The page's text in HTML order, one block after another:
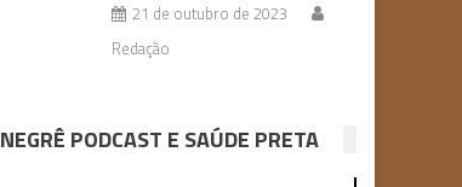
21 de outubro de 2023
Redação
NEGRÊ PODCAST E SAÚDE PRETA